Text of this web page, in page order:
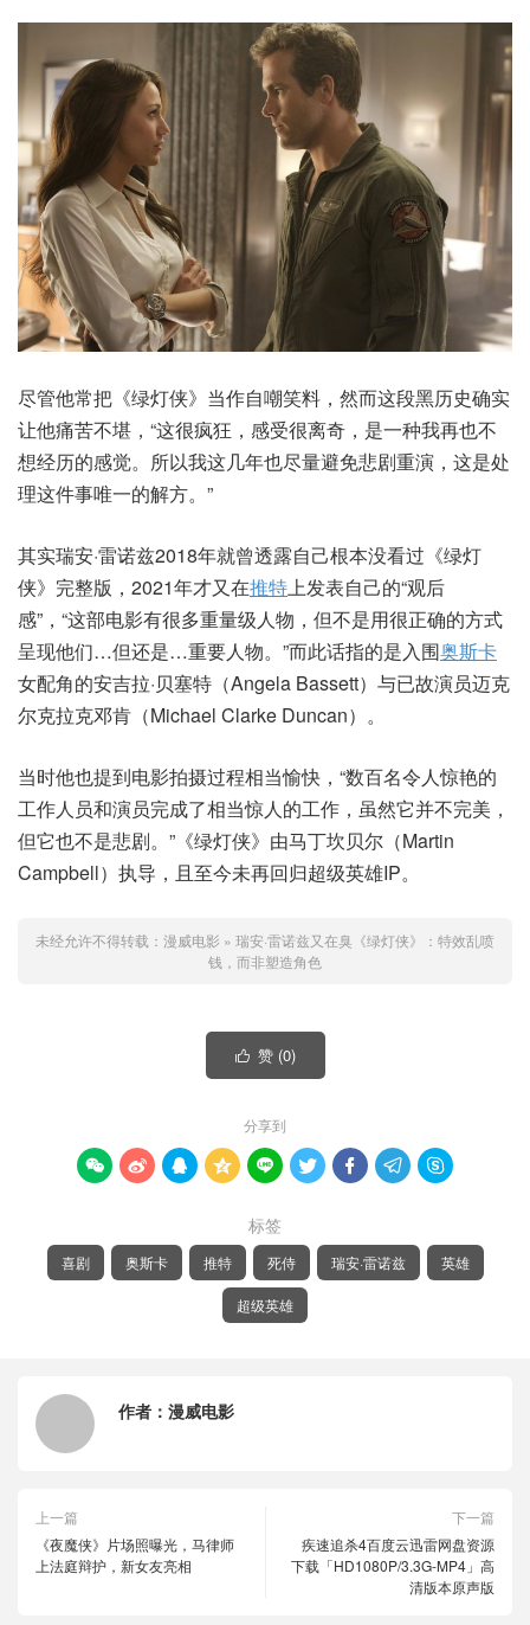
尽管他常把《绿灯侠》当作自嘲笑料，然而这段黑历史确实
让他痛苦不堪，“这很疯狂，感受很离奇，是一种我再也不
想经历的感觉。所以我这几年也尽量避免悲剧重演，这是处
理这件事唯一的解方。”
其实瑞安·雷诺兹2018年就曾透露自己根本没看过《绿灯
侠》完整版，2021年才又在推特上发表自己的“观后
感”，“这部电影有很多重量级人物，但不是用很正确的方式
呈现他们…但还是…重要人物。”而此话指的是入围奥斯卡
女配角的安吉拉·贝塞特（Angela Bassett）与已故演员迈克
尔克拉克邓肯（Michael Clarke Duncan）。
当时他也提到电影拍摄过程相当愉快，“数百名令人惊艳的
工作人员和演员完成了相当惊人的工作，虽然它并不完美，
但它也不是悲剧。”《绿灯侠》由马丁坎贝尔（Martin
Campbell）执导，且至今未再回归超级英雄IP。
未经允许不得转载： 漫威电影 » 瑞安·雷诺兹又在臭《绿灯侠》：特效乱喷
钱，而非塑造角色
 赞 (0)
分享到
        
标签
喜剧 奥斯卡 推特 死侍 瑞安·雷诺兹 英雄
超级英雄
作者： 漫威电影
上一篇
《夜魔侠》片场照曝光，马律师
上法庭辩护，新女友亮相
下一篇
疾速追杀4百度云迅雷网盘资源
下载「HD1080P/3.3G-MP4」高
清版本原声版